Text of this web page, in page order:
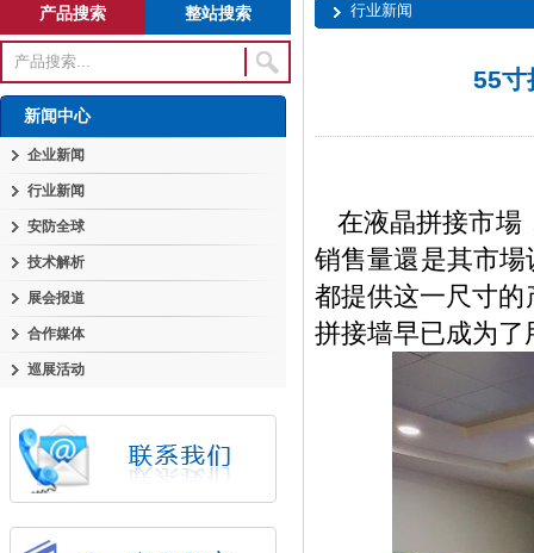
产品搜索 整站搜索
新闻中心
企业新闻
行业新闻
安防全球
技术解析
展会报道
合作媒体
巡展活动
行业新闻
55寸
在液晶拼接市場
销售量還是其市
都提供这一尺寸
拼接墙早已成为了